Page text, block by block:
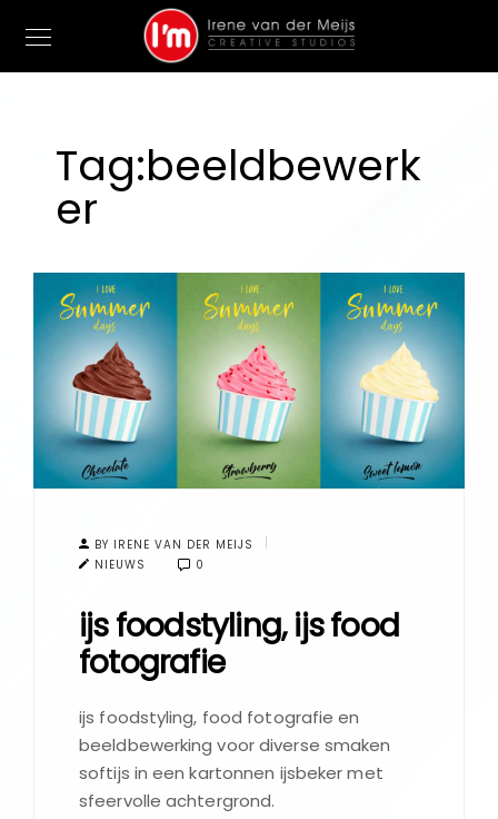
Tag:beeldbewerk
er
BY IRENE VAN DER MEIJS
NIEUWS
0
ijs foodstyling, ijs food
fotografie
ijs foodstyling, food fotografie en
beeldbewerking voor diverse smaken
softijs in een kartonnen ijsbeker met
sfeervolle achtergrond.